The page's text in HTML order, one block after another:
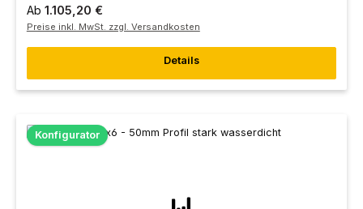
Ab 1.105,20 €
Preise inkl. MwSt. zzgl. Versandkosten
Details
Konfigurator